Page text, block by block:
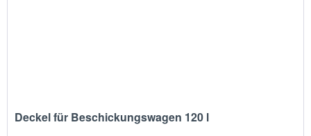
Deckel für Beschickungswagen 120 l